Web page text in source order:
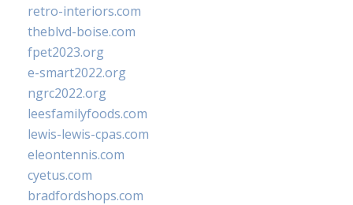
retro-interiors.com
theblvd-boise.com
fpet2023.org
e-smart2022.org
ngrc2022.org
leesfamilyfoods.com
lewis-lewis-cpas.com
eleontennis.com
cyetus.com
bradfordshops.com